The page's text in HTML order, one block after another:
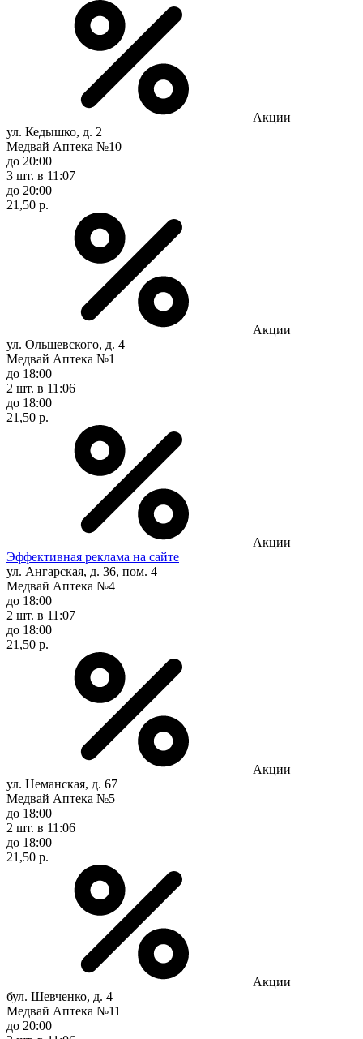
Акции
ул. Кедышко, д. 2
Медвай Аптека №10
до 20:00
3 шт. в 11:07
до 20:00
21,50 р.
Акции
ул. Ольшевского, д. 4
Медвай Аптека №1
до 18:00
2 шт. в 11:06
до 18:00
21,50 р.
Акции
Эффективная реклама на сайте
ул. Ангарская, д. 36, пом. 4
Медвай Аптека №4
до 18:00
2 шт. в 11:07
до 18:00
21,50 р.
Акции
ул. Неманская, д. 67
Медвай Аптека №5
до 18:00
2 шт. в 11:06
до 18:00
21,50 р.
Акции
бул. Шевченко, д. 4
Медвай Аптека №11
до 20:00